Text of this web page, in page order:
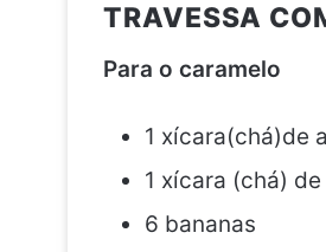
TRAVESSA
Para o caramelo
1 xícara(chá)de
1 xícara (chá)
6 bananas